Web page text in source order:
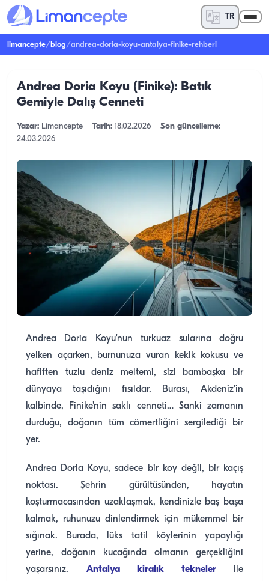
TR
limancepte/blog/andrea-doria-koyu-antalya-finike-rehberi
Andrea Doria Koyu (Finike): Batık
Gemiyle Dalış Cenneti
Yazar: Limancepte Tarih: 18.02.2026
Son güncelleme:
24.03.2026
Andrea Doria Koyu'nun turkuaz sularına doğru
yelken açarken, burnunuza vuran kekik kokusu ve
hafiften tuzlu deniz meltemi, sizi bambaşka bir
dünyaya taşıdığını fısıldar. Burası, Akdeniz'in
kalbinde, Finike'nin saklı cenneti… Sanki zamanın
durduğu, doğanın tüm cömertliğini sergilediği bir
yer.
Andrea Doria Koyu, sadece bir koy değil, bir kaçış
noktası. Şehrin gürültüsünden, hayatın
koşturmacasından uzaklaşmak, kendinizle baş başa
kalmak, ruhunuzu dinlendirmek için mükemmel bir
sığınak. Burada, lüks tatil köylerinin yapaylığı
yerine, doğanın kucağında olmanın gerçekliğini
yaşarsınız. Antalya kiralık teknelerile